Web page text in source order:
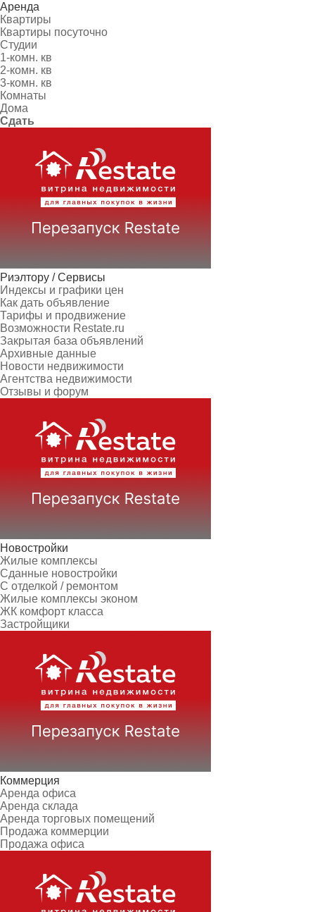
Аренда
Квартиры
Квартиры посуточно
Студии
1-комн. кв
2-комн. кв
3-комн. кв
Комнаты
Дома
Сдать
Риэлтору / Сервисы
Индексы и графики цен
Как дать объявление
Тарифы и продвижение
Возможности Restate.ru
Закрытая база объявлений
Архивные данные
Новости недвижимости
Агентства недвижимости
Отзывы и форум
Новостройки
Жилые комплексы
Сданные новостройки
С отделкой / ремонтом
Жилые комплексы эконом
ЖК комфорт класса
Застройщики
Коммерция
Аренда офиса
Аренда склада
Аренда торговых помещений
Продажа коммерции
Продажа офиса